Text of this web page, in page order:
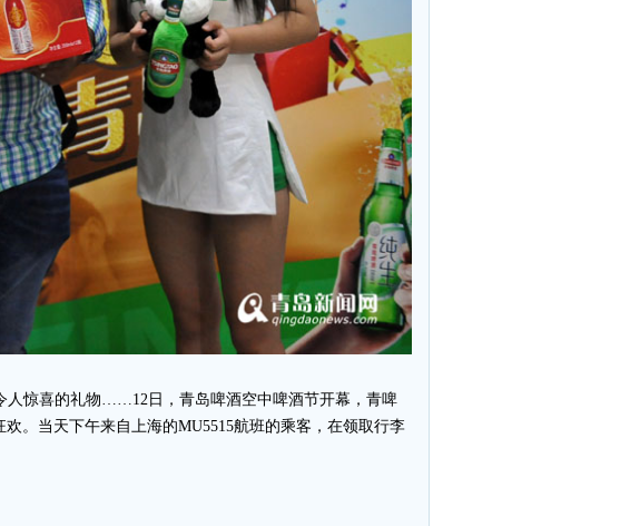
人惊喜的礼物……12日，青岛啤酒空中啤酒节开幕，青啤
。当天下午来自上海的MU5515航班的乘客，在领取行李